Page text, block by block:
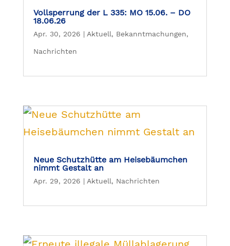
Vollsperrung der L 335: MO 15.06. – DO
18.06.26
Apr. 30, 2026 | Aktuell, Bekanntmachungen,
Nachrichten
Neue Schutzhütte am Heisebäumchen
nimmt Gestalt an
Apr. 29, 2026 | Aktuell, Nachrichten